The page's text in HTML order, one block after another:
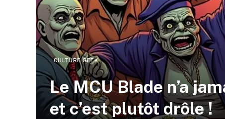
CULTURE GEEK
Le MCU Blade n’a
et c’est plutôt drôle !